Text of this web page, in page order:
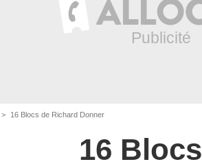
16 Blocs de Richard Donner
16 Blocs